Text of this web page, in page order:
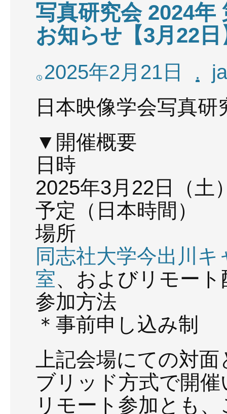
写真研究会 2024年
お知らせ【3月22日
2025年2月21日
日本映像学会写真
▼開催概要
日時
2025年3月22日（
予定（日本時間）
場所
同志社大学今出川
室、およびリモート
参加方法
＊事前申し込み制
上記会場にての対
ブリッド方式で開
リモート参加とも